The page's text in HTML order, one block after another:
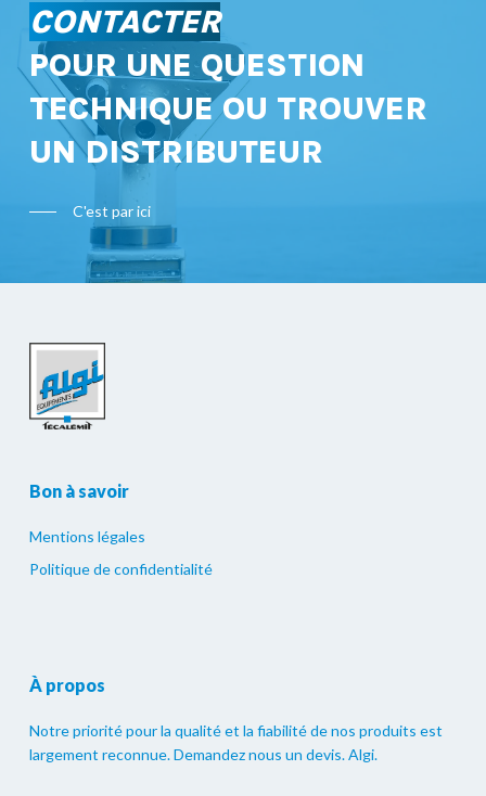
CONTACTER
POUR UNE QUESTION
TECHNIQUE OU TROUVER
UN DISTRIBUTEUR
C'est par ici
Bon à savoir
Mentions légales
Politique de confidentialité
À propos
Notre priorité pour la qualité et la fiabilité de nos produits est
largement reconnue. Demandez nous un devis. Algi.